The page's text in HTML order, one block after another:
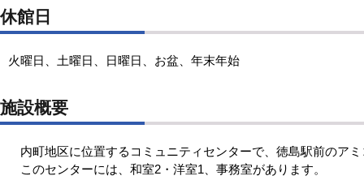
休館日
火曜日、土曜日、日曜日、お盆、年末年始
施設概要
内町地区に位置するコミュニティセンターで、徳島駅前のア
このセンターには、和室2・洋室1、事務室があります。